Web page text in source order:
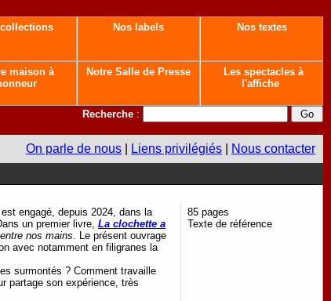
collections Nos labels Nos textes
maison à
Notre Salle de Presse
Les spectacles à
l'affiche
Recherche :
On parle de nous Liens privilégiés Nous contacter
engagé, depuis 2024, dans la
un premier livre, La clochette a
nos mains. Le présent ouvrage
avec notamment en filigranes la
surmontés ? Comment travaille
partage son expérience, très
85 pages
Texte de référence